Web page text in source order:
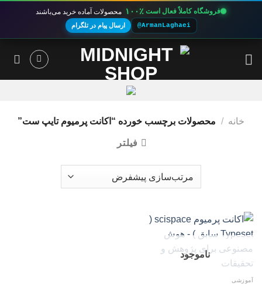
فروشگاه کاملاً فعال است ۱۰۰٪ محصولات آماده خرید می‌باشند
@ArmanLaghaei ارسال پیام در تلگرام
خانه / محصولات برچسب خورده “اکانت پرمیوم تایپ ست”
فیلتر
ناموجود
آموزشی